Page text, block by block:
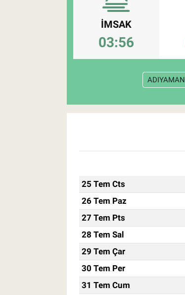
İMSAK
03:56
ADIYAMAN
25 Tem Cts
26 Tem Paz
27 Tem Pts
28 Tem Sal
29 Tem Çar
30 Tem Per
31 Tem Cum
Tahıllar ve Baklagiller